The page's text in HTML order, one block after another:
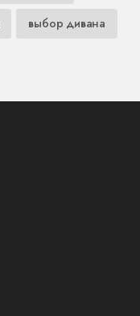
выбор дивана